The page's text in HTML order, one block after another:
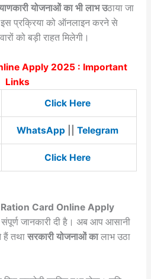
योजनाओं का भी लाभ उठाया जा
इस प्रक्रिया को ऑनलाइन करने से
को बड़ी राहत मिलेगी।
Apply 2025 : Important
Links
Click Here
WhatsApp ||Telegram
Click Here
Card Online Apply
संपूर्ण जानकारी दी है। अब आप आसानी
तथा सरकारी योजनाओं कालाभ उठा